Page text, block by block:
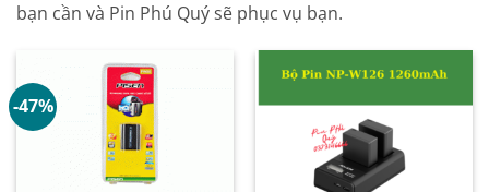
bạn cần và Pin Phú Quý sẽ phục vụ bạn.
-47%